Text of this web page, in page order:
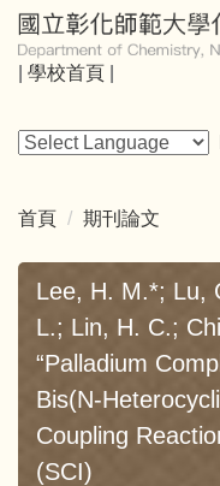
跳
到
主
內
學校首頁
首頁 期刊論文
Lee, H. M.*; Lu,
L.; Lin, H. C.;
“Palladium
Bis(N-
Coupling
(SCI)